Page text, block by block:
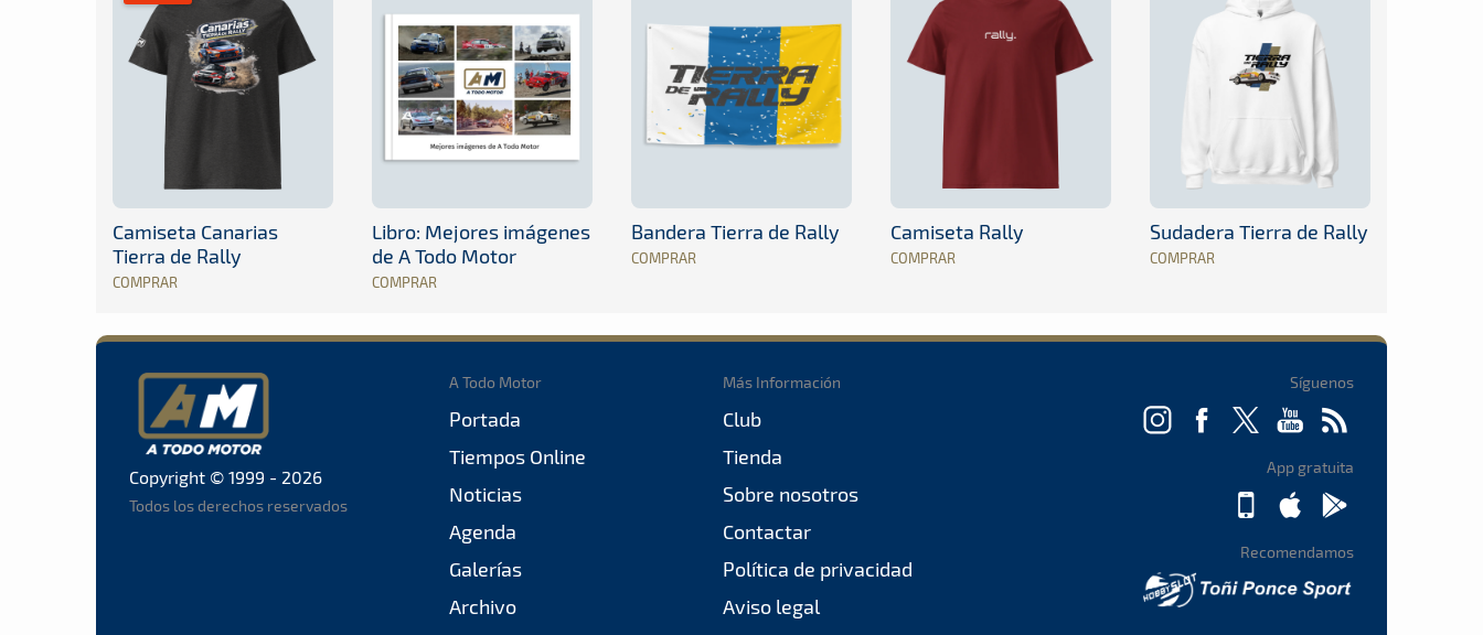
Camiseta Canarias
Tierra de Rally
COMPRAR
Libro: Mejores imágenes
de A Todo Motor
COMPRAR
Bandera Tierra de Rally
COMPRAR
Camiseta Rally
COMPRAR
Sudadera Tierra de Rally
COMPRAR
Copyright © 1999 - 2026
Todos los derechos reservados
A Todo Motor
Portada
Tiempos Online
Noticias
Agenda
Galerías
Archivo
Más Información
Club
Tienda
Sobre nosotros
Contactar
Política de privacidad
Aviso legal
Síguenos
App gratuita
Recomendamos